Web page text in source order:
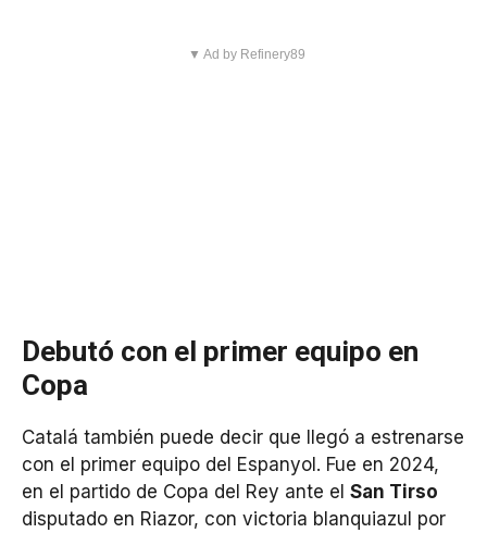
▼ Ad by Refinery89
Debutó con el primer equipo en
Copa
Catalá también puede decir que llegó a estrenarse
con el primer equipo del Espanyol. Fue en 2024,
en el partido de Copa del Rey ante el San Tirso
disputado en Riazor, con victoria blanquiazul por